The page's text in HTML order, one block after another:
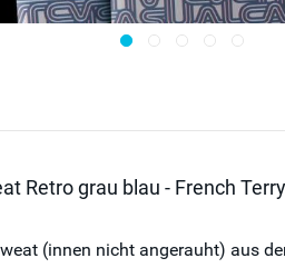
Retro grau blau - French
(innen nicht angerauht) aus